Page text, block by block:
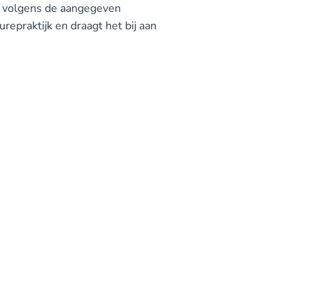
de aangegeven
en draagt het bij aan